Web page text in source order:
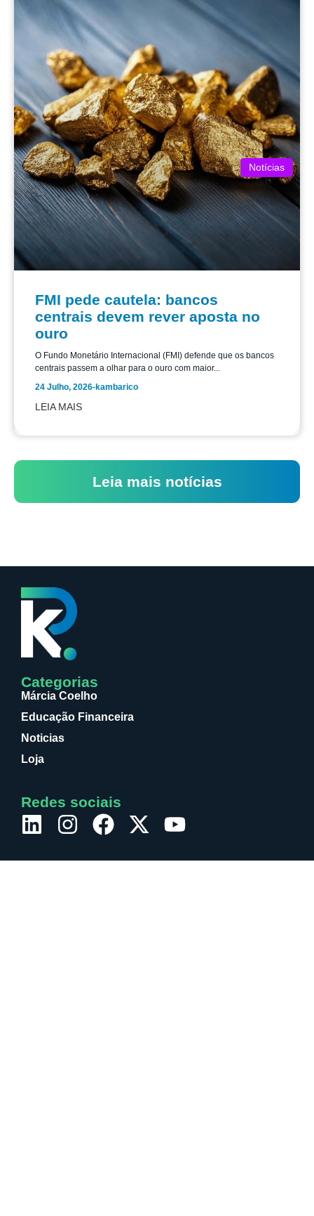
Notícias
FMI pede cautela: bancos
centrais devem rever aposta no
ouro
O Fundo Monetário Internacional (FMI) defende que os bancos
centrais passem a olhar para o ouro com maior...
24 Julho, 2026-kambarico
LEIA MAIS
Leia mais notícias
Categorias
Márcia Coelho
Educação Financeira
Noticias
Loja
Redes sociais